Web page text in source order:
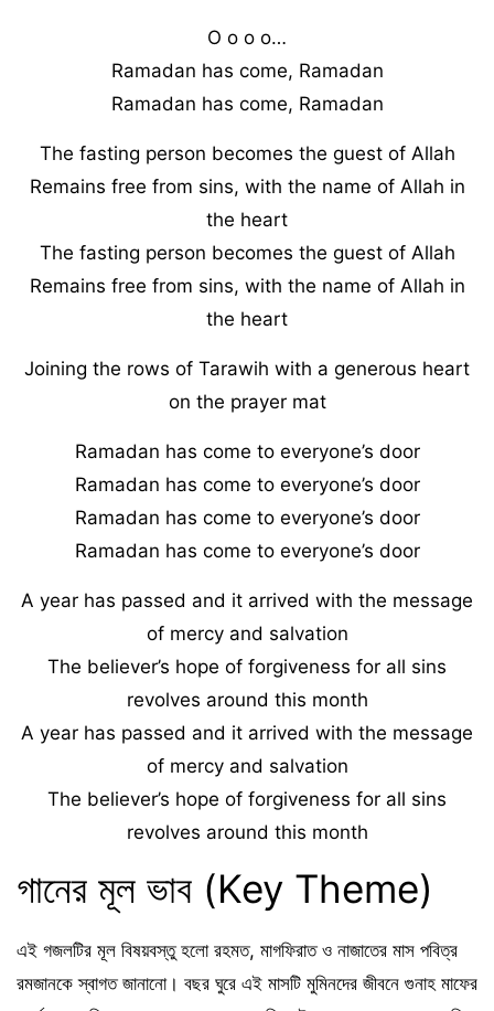
O o o o…
Ramadan has come, Ramadan
Ramadan has come, Ramadan
The fasting person becomes the guest of Allah
Remains free from sins, with the name of Allah in
the heart
The fasting person becomes the guest of Allah
Remains free from sins, with the name of Allah in
the heart
Joining the rows of Tarawih with a generous heart
on the prayer mat
Ramadan has come to everyone’s door
Ramadan has come to everyone’s door
Ramadan has come to everyone’s door
Ramadan has come to everyone’s door
A year has passed and it arrived with the message
of mercy and salvation
The believer’s hope of forgiveness for all sins
revolves around this month
A year has passed and it arrived with the message
of mercy and salvation
The believer’s hope of forgiveness for all sins
revolves around this month
গানের মূল ভাব (Key Theme)
এই গজলটির মূল বিষয়বস্তু হলো রহমত, মাগফিরাত ও নাজাতের মাস পবিত্র
রমজানকে স্বাগত জানানো। বছর ঘুরে এই মাসটি মুমিনদের জীবনে গুনাহ মাফের